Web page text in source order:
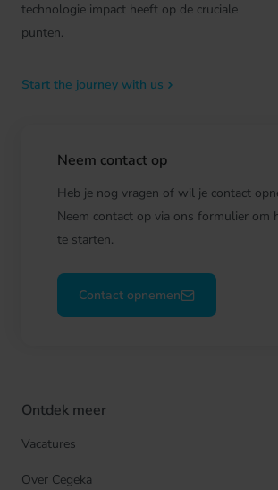
technologie impact heeft op de cruciale
punten.
Start the journey with us
Ontdek meer
Vacatures
Over Cegeka
Neem contact op
Heb je nog vragen of wil je contact
Neem contact op via ons formulier om
te starten.
Contact opnemen